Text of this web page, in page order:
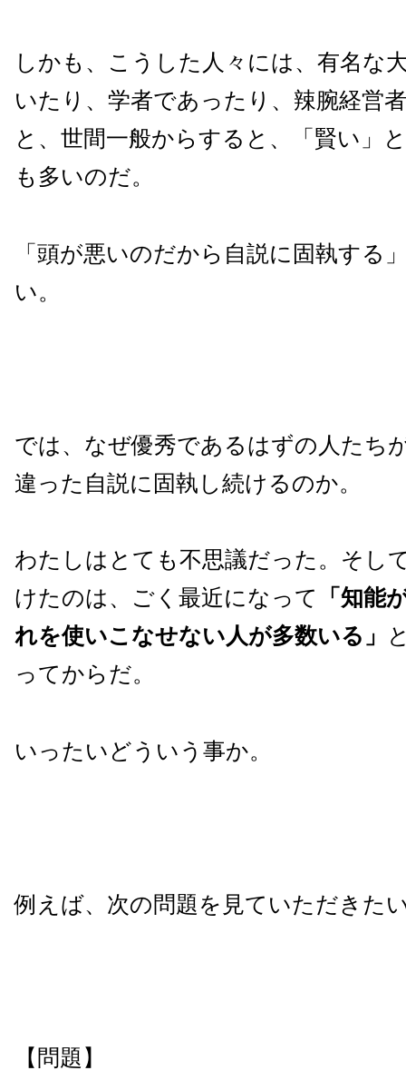
しかも、こうした人々には、有名な
いたり、学者であったり、辣腕経営
と、世間一般からすると、「賢い」
も多いのだ。
「頭が悪いのだから自説に固執する
い。
では、なぜ優秀であるはずの人たち
違った自説に固執し続けるのか。
わたしはとても不思議だった。そし
けたのは、ごく最近になって
「知能
れを使いこなせない人が多数いる」
ってからだ。
いったいどういう事か。
例えば、次の問題を見ていただきた
【問題】